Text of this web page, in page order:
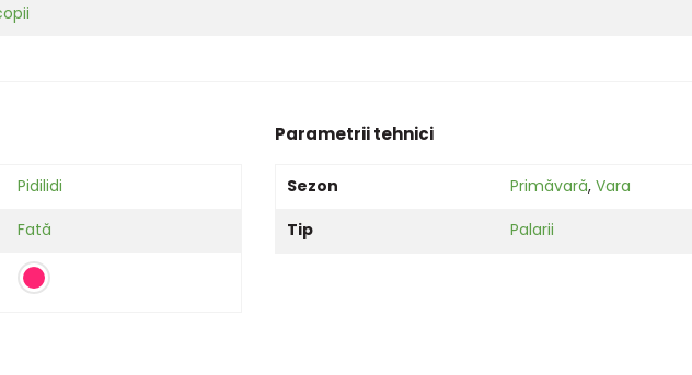
Pidilidi
Fată
Parametrii tehnici
Sezon Primăvară, Vara
Tip
Palarii